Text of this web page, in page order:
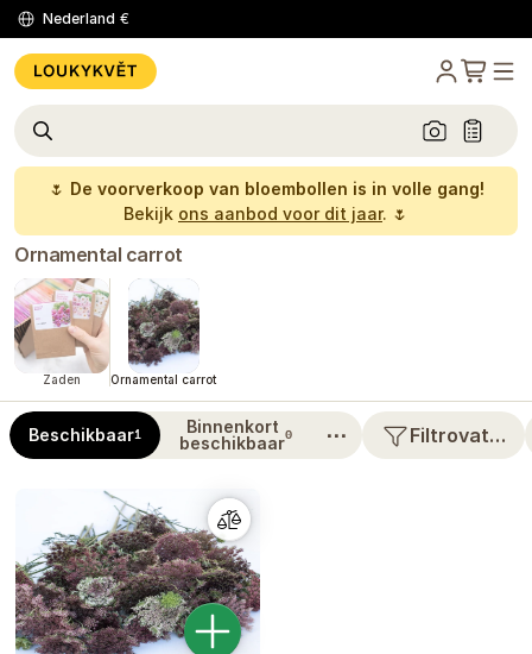
Nederland €
🌷 De voorverkoop van bloembollen is in volle gang!
Bekijk ons aanbod voor dit jaar. 🌷
Ornamental carrot
Zaden Ornamental carrot
Beschikbaar1
Binnenkort
beschikbaar0 ⋯ Filtrovat…